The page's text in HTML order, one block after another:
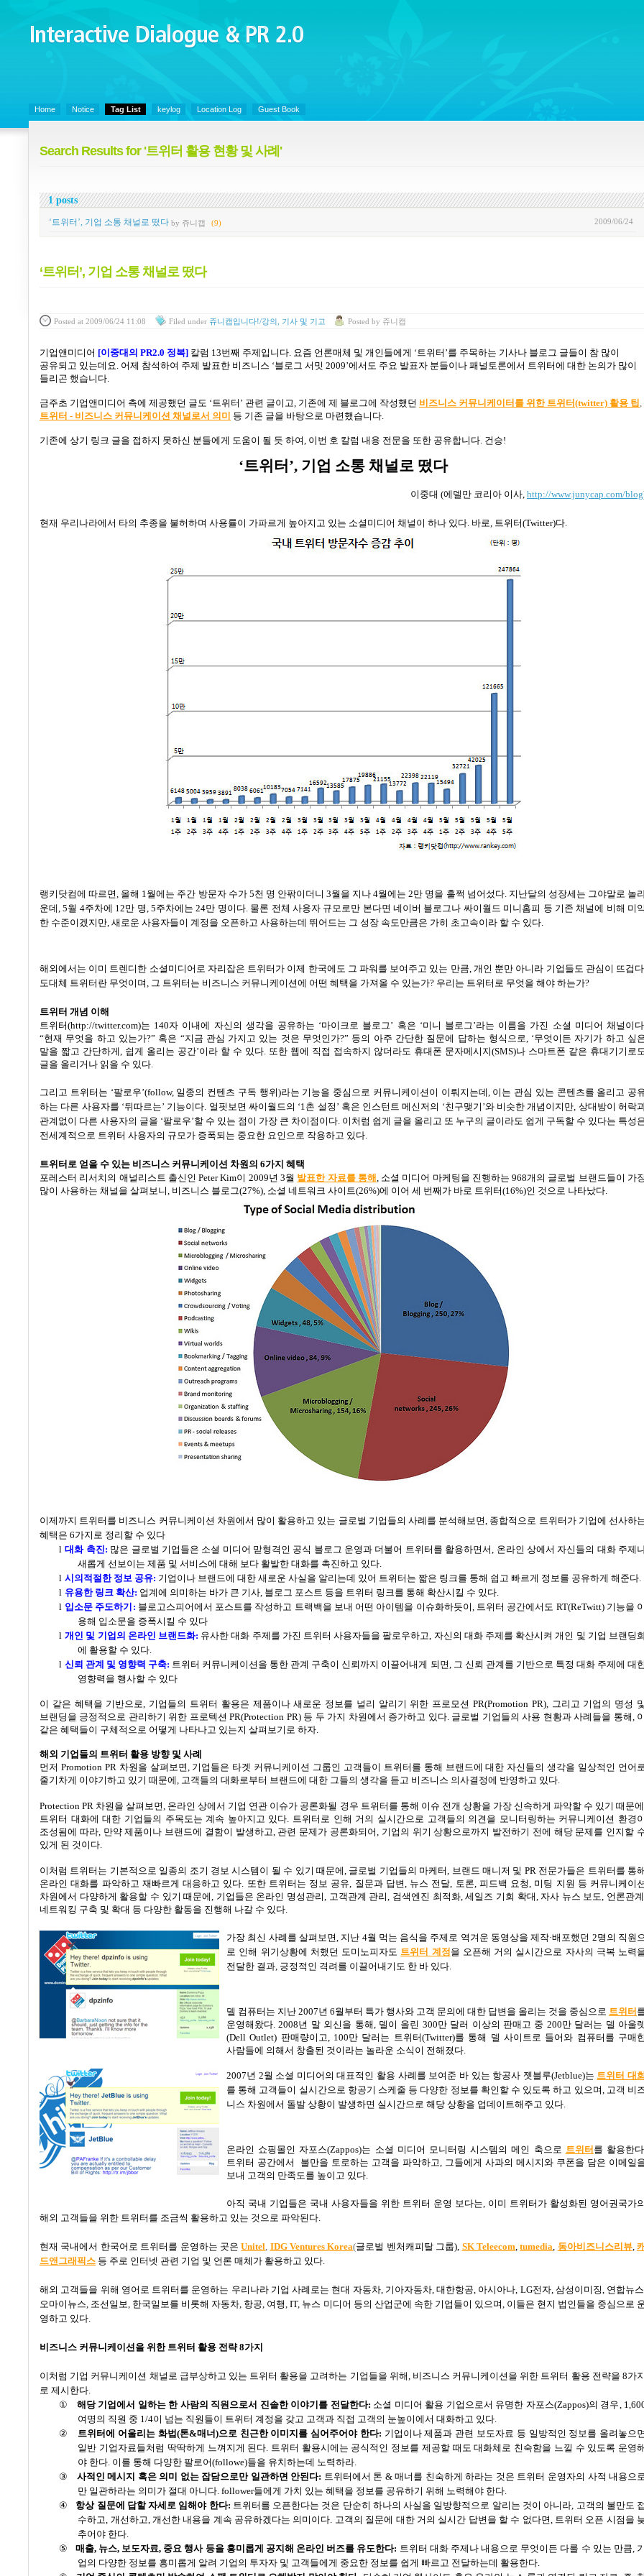
Interactive Dialogue &
PR 2.0
Home Notice Tag List keylog Location Log Guest Book
Search Results for '트위터 활용 현황 및 사례'
1 posts
2009/06/24
‘트위터’, 기업 소통 채널로 떴다 by 쥬니캡 (9)
‘트위터’, 기업 소통 채널로 떴다
Posted at 2009/06/24 11:08 Filed under 쥬니캡입니다!/강의, 기사 및 기고 Posted by 쥬니캡
기업앤미디어 [이중대의 PR2.0 정복] 칼럼 13번째 주제입니다. 요즘 언론매체 및 개인들에게 ‘트위터 ’를 주목하는 기사나 블로그 글들이 참 많이
공유되고 있는데요. 어제 참석하여 주제 발표한 비즈니스 ‘블로그 서밋 2009’에서도 주요 발표자 분들이나 패널토론에서 트위터에 대한 논의가 많이
들리곤 했습니다.
금주초 기업앤미디어 측에 제공했던 글도 ‘트위터 ’ 관련 글이고, 기존에 제 블로그에 작성했던 비즈니스 커뮤니케이터를 위한 트위터(twitter) 활용 팁 ,
트위터 - 비즈니스 커뮤니케이션 채널로서 의미 등 기존 글을 바탕으로 마련했습니다.
기존에 상기 링크 글을 접하지 못하신 분들에게 도움이 될 듯 하여, 이번 호 칼럼 내용 전문을 또한 공유합니다. 건승!
‘트위터 ’, 기업 소통 채널로 떴다
이중대 (에델만 코리아 이사, http://www.junycap.com/blog
현재 우리나라에서 타의 추종을 불허하며 사용률이 가파르게 높아지고 있는 소셜미디어 채널이 하나 있다. 바로, 트위터(Twitter)다.
랭키닷컴에 따르면, 올해 1월에는 주간 방문자 수가5천 명 안팎이더니 3월을 지나 4월에는 2만 명을 훌쩍 넘어섰다. 지난달의 성장세는 그야말로 놀
운데, 5월 4주차에 12만 명, 5주차에는 24만 명이다. 물론 전체 사용자 규모로만 본다면 네이버 블로그나 싸이월드 미니홈피 등 기존 채널에 비해 미
한 수준이겠지만, 새로운 사용자들이 계정을 오픈하고 사용하는데 뛰어드는 그 성장 속도만큼은 가히 초고속이라 할 수 있다.
해외에서는 이미 트렌디한 소셜미디어로 자리잡은 트위터가 이제 한국에도 그 파워를 보여주고 있는 만큼, 개인 뿐만 아니라 기업들도 관심이 뜨겁다
도대체 트위터란 무엇이며, 그 트위터는 비즈니스 커뮤니케이션에 어떤 혜택을 가져올 수 있는가? 우리는 트위터로 무엇을 해야 하는가?
트위터 개념 이해
트위터(http://twitter.com)는 140자 이내에 자신의 생각을 공유하는 ‘마이크로 블로그’ 혹은 ‘미니 블로그’라는 이름을 가진 소셜 미디어 채널이다
“현재 무엇을 하고 있는가?” 혹은 “지금 관심 가지고 있는 것은 무엇인가?” 등의 아주 간단한 질문에 답하는 형식으로, ‘무엇이든 자기가 하고 싶
말을 짧고 간단하게, 쉽게 올리는 공간’이라 할 수 있다. 또한 웹에 직접 접속하지 않더라도 휴대폰 문자메시지(SMS)나 스마트폰 같은 휴대기기로
글을 올리거나 읽을 수 있다.
그리고 트위터는 ‘팔로우’(follow, 일종의 컨텐츠 구독 행위)라는 기능을 중심으로 커뮤니케이션이 이뤄지는데, 이는 관심 있는 콘텐츠를 올리고 공
하는 다른 사용자를 ‘뒤따르는’ 기능이다. 얼핏보면 싸이월드의 ‘1촌 설정 ’ 혹은 인스턴트 메신저의 ‘친구맺기 ’와 비슷한 개념이지만, 상대방이 허락
관계없이 다른 사용자의 글을 ‘팔로우’할 수 있는 점이 가장 큰 차이점이다. 이처럼 쉽게 글을 올리고 또 누구의 글이라도 쉽게 구독할 수 있다는 특성
전세계적으로 트위터 사용자의 규모가 증폭되는 중요한 요인으로 작용하고 있다.
트위터로 얻을 수 있는 비즈니스 커뮤니케이션 차원의 6가지 혜택
포레스터 리서치의 애널리스트 출신인 Peter Kim이 2009년 3월 발표한 자료를 통해, 소셜 미디어 마케팅을 진행하는 968개의 글로벌 브랜드들이 가
많이 사용하는 채널을 살펴보니, 비즈니스 블로그(27%), 소셜 네트워크 사이트(26%)에 이어 세 번째가 바로 트위터(16%)인 것으로 나타났다.
이제까지 트위터를 비즈니스 커뮤니케이션 차원에서 많이 활용하고 있는 글로벌 기업들의 사례를 분석해보면, 종합적으로 트위터가 기업에 선사하
혜택은 6가지로 정리할 수 있다
l 대화 촉진: 많은 글로벌 기업들은 소셜 미디어 맏형격인 공식 블로그 운영과 더불어 트위터를 활용하면서, 온라인 상에서 자신들의 대화 주제
새롭게 선보이는 제품 및 서비스에 대해 보다 활발한 대화를 촉진하고 있다.
l 시의적절한 정보 공유: 기업이나 브랜드에 대한 새로운 사실을 알리는데 있어 트위터는 짧은 링크를 통해 쉽고 빠르게 정보를 공유하게 해준다.
l 유용한 링크 확산: 업계에 의미하는 바가 큰 기사, 블로그 포스트 등을 트위터 링크를 통해 확산시킬 수 있다.
l 입소문 주도하기 : 블로고스피어에서 포스트를 작성하고 트랙백을 보내 어떤 아이템을 이슈화하듯이, 트위터 공간에서도 RT(ReTwitt) 기능을 이
용해 입소문을 증폭시킬 수 있다
l 개인 및 기업의 온라인 브랜드화: 유사한 대화 주제를 가진 트위터 사용자들을 팔로우하고, 자신의 대화 주제를 확산시켜 개인 및 기업 브랜딩
에 활용할 수 있다.
l 신뢰 관계 및 영향력 구축: 트위터 커뮤니케이션을 통한 관계 구축이 신뢰까지 이끌어내게 되면, 그 신뢰 관계를 기반으로 특정 대화 주제에 대
영향력을 행사할 수 있다
이 같은 혜택을 기반으로, 기업들의 트위터 활용은 제품이나 새로운 정보를 널리 알리기 위한 프로모션 PR(Promotion PR), 그리고 기업의 명성 및
브랜딩을 긍정적으로 관리하기 위한 프로텍션 PR(Protection PR) 등 두 가지 차원에서 증가하고 있다. 글로벌 기업들의 사용 현황과 사례들을 통해, 이
같은 혜택들이 구체적으로 어떻게 나타나고 있는지 살펴보기로 하자.
해외 기업들의 트위터 활용 방향 및 사례
먼저 Promotion PR 차원을 살펴보면, 기업들은 타겟 커뮤니케이션 그룹인 고객들이 트위터를 통해 브랜드에 대한 자신들의 생각을 일상적인 언어
줄기차게 이야기하고 있기 때문에, 고객들의 대화로부터 브랜드에 대한 그들의 생각을 듣고 비즈니스 의사결정에 반영하고 있다.
Protection PR 차원을 살펴보면, 온라인 상에서 기업 연관 이슈가 공론화될 경우 트위터를 통해 이슈 전개 상황을 가장 신속하게 파악할 수 있기 때문에
트위터 대화에 대한 기업들의 주목도는 계속 높아지고 있다. 트위터로 인해 거의 실시간으로 고객들의 의견을 모니터링하는 커뮤니케이션 환경이
조성됨에 따라, 만약 제품이나 브랜드에 결함이 발생하고, 관련 문제가 공론화되어, 기업의 위기 상황으로까지 발전하기 전에 해당 문제를 인지할
있게 된 것이다.
이처럼 트위터는 기본적으로 일종의 조기 경보 시스템이 될 수 있기 때문에, 글로벌 기업들의 마케터, 브랜드 매니저 및 PR 전문가들은 트위터를 통해
온라인 대화를 파악하고 재빠르게 대응하고 있다. 또한 트위터는 정보 공유, 질문과 답변, 뉴스 전달, 토론, 피드백 요청, 미팅 지원 등 커뮤니케이션
차원에서 다양하게 활용할 수 있기 때문에, 기업들은 온라인 명성관리, 고객관계 관리, 검색엔진 최적화,세일즈 기회 확대,자사 뉴스 보도, 언론관계
네트워킹 구축 및 확대 등 다양한 활동을 진행해 나갈 수 있다.
가장 최신 사례를 살펴보면, 지난 4월 먹는 음식을 주제로 역겨운 동영상을 제작·배포했던 2명의 직원
로 인해 위기상황에 처했던 도미노피자도 트위터 계정을 오픈해 거의 실시간으로 자사의 극복 노력
전달한 결과, 긍정적인 격려를 이끌어내기도 한 바 있다.
델 컴퓨터는 지난 2007년 6월부터 특가 행사와 고객 문의에 대한 답변을 올리는 것을 중심으로 트위터
운영해왔다. 2008년 말 외신을 통해, 델이 올린 300만 달러 이상의 판매고 중 200만 달러는 델 아울렛
(Dell Outlet) 판매량이고, 100만 달러는 트위터(Twitter)를 통해 델 사이트로 들어와 컴퓨터를 구매
사람들에 의해서 창출된 것이라는 놀라운 소식이 전해졌다.
2007년 2월 소셜 미디어의 대표적인 활용 사례를 보여준 바 있는 항공사 젯블루(Jetblue)는 트위터 대
를 통해 고객들이 실시간으로 항공기 스케줄 등 다양한 정보를 확인할 수 있도록 하고 있으며, 고객 비
니스 차원에서 돌발 상황이 발생하면 실시간으로 해당 상황을 업데이트해주고 있다.
온라인 쇼핑몰인 자포스(Zappos)는 소셜 미디어 모니터링 시스템의 메인 축으로 트위터 를 활용한다
트위터 공간에서
불만을 토로하는 고객을 파악하고, 그들에게 사과의 메시지와 쿠폰을 담은 이메일
보내 고객의 만족도를 높이고 있다.
아직 국내 기업들은 국내 사용자들을 위한 트위터 운영 보다는, 이미 트위터가 활성화된 영어권국가의
해외 고객들을 위한 트위터를 조금씩 활용하고 있는 것으로 파악된다.
현재 국내에서 한국어로 트위터를 운영하는 곳은Unitel, IDG Ventures Korea(글로벌 벤처캐피탈 그룹), SK Teleecom,tumedia, 동아비즈니스리뷰, 캐
드앤그래픽스 등 주로 인터넷 관련 기업 및 언론 매체가 활용하고 있다.
해외 고객들을 위해 영어로 트위터를 운영하는 우리나라 기업 사례로는 현대 자동차, 기아자동차, 대한항공, 아시아나, LG전자, 삼성이미징, 연합뉴스
오마이뉴스, 조선일보, 한국일보를 비롯해 자동차, 항공, 여행, IT, 뉴스 미디어 등의 산업군에 속한 기업들이 있으며, 이들은 현지 법인들을 중심으로
영하고 있다.
비즈니스 커뮤니케이션을 위한 트위터 활용 전략8가지
이처럼 기업 커뮤니케이션 채널로 급부상하고 있는 트위터 활용을 고려하는 기업들을 위해, 비즈니스 커뮤니케이션을 위한 트위터 활용 전략을8가지
로 제시한다.
①
해당 기업에서 일하는 한 사람의 직원으로서 진솔한 이야기를 전달한다: 소셜 미디어 활용 기업으로서 유명한 자포스(Zappos)의 경우,
여명의 직원 중 1/4이 넘는 직원들이 트위터 계정을 갖고 고객과 직접 고객의 눈높이에서 대화하고 있다.
②
트위터에 어울리는 화법 (톤&매너 )으로 친근한 이미지를 심어주어야 한다: 기업이나 제품과 관련 보도자료 등 일방적인 정보를 올려놓으면
일반 기업자료들처럼 딱딱하게 느껴지게 된다. 트위터 활용시에는 공식적인 정보를 제공할 때도 대화체로 친숙함을 느낄 수 있도록 운영해
야 한다. 이를 통해 다양한 팔로어(followe)들을 유치하는데 노력하라.
③
사적인 메시지 혹은 의미 없는 잡담으로만 일관하면 안된다: 트위터에서 톤 &매너를 친숙하게 하라는 것은 트위터 운영자의 사적 내용으
만 일관하라는 의미가 절대 아니다. follower들에게 가치 있는 혜택을 정보를 공유하기 위해 노력해야 한다.
④
항상 질문에 답할 자세로 임해야 한다: 트위터를 오픈한다는 것은 단순히 하나의 사실을 일방향적으로 알리는 것이 아니라, 고객의 불만도 접
수하고, 개선하고,개선한 내용을 계속 공유하겠다는 의미이다. 고객의 질문에 대한 거의 실시간 답변을 할 수 없다면, 트위터 오픈 시점을
추어야 한다.
⑤
매출, 뉴스, 보도자료, 중요 행사 등을 흥미롭게 공지해 온라인 버즈를 유도한다: 트위터 대화 주제나 내용으로 무엇이든 다룰 수 있는 만큼, 기
업의 다양한 정보를 흥미롭게 알려 기업의 투자자 및 고객들에게 중요한 정보를 쉽게 빠르고 전달하는데 활용한다.